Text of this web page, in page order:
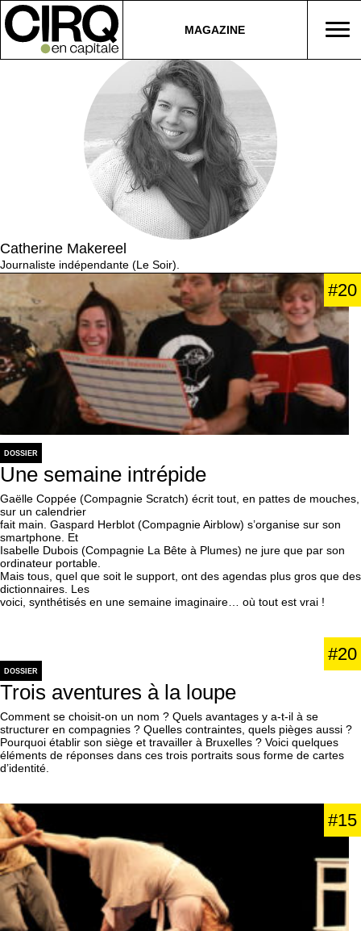
MAGAZINE
Catherine Makereel
Journaliste indépendante (Le Soir).
#20
DOSSIER
Une semaine intrépide
Gaëlle Coppée (Compagnie Scratch) écrit tout, en pattes de mouches,
sur un calendrier
fait main. Gaspard Herblot (Compagnie Airblow) s’organise sur son
smartphone. Et
Isabelle Dubois (Compagnie La Bête à Plumes) ne jure que par son
ordinateur portable.
Mais tous, quel que soit le support, ont des agendas plus gros que des
dictionnaires. Les
voici, synthétisés en une semaine imaginaire… où tout est vrai !
#20
DOSSIER
Trois aventures à la loupe
Comment se choisit-on un nom ? Quels avantages y a-t-il à se
structurer en compagnies ? Quelles contraintes, quels pièges aussi ?
Pourquoi établir son siège et travailler à Bruxelles ? Voici quelques
éléments de réponses dans ces trois portraits sous forme de cartes
d’identité.
#15